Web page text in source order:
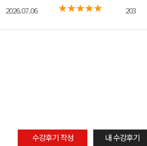
2026.07.06 203
내 수강후기
수강후기 작성